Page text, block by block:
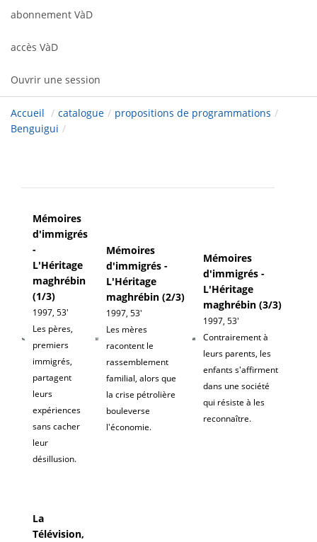
abonnement VàD
accès VàD
Ouvrir une session
Accueil / catalogue / propositions de programmations /
Benguigui /
Mémoires
d'immigrés
-
L'Héritage
maghrébin
(1/3)
1997, 53'
Les pères,
premiers
immigrés,
partagent
leurs
expériences
sans cacher
leur
désillusion.
Mémoires
d'immigrés -
L'Héritage
maghrébin (2/3)
1997, 53'
Les mères
racontent le
rassemblement
familial, alors que
la crise pétrolière
bouleverse
l'économie.
Mémoires
d'immigrés -
L'Héritage
maghrébin (3/3)
1997, 53'
Contrairement à
leurs parents, les
enfants s'affirment
dans une société
qui résiste à les
reconnaître.
La
Télévision,